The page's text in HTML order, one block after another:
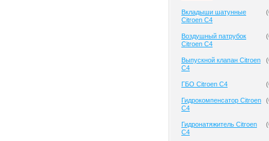
Вкладыши шатунные
Citroen C4
(
Воздушный патрубок
Citroen C4
(
Выпускной клапан Citroen
C4
(
ГБО Citroen C4 (
Гидрокомпенсатор Citroen
C4
(
Гидронатяжитель Citroen
C4
(